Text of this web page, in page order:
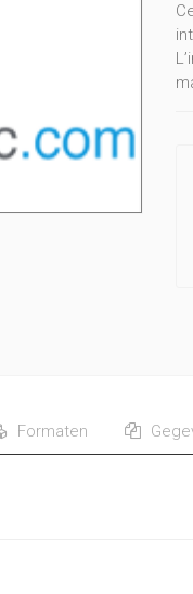
Formaten